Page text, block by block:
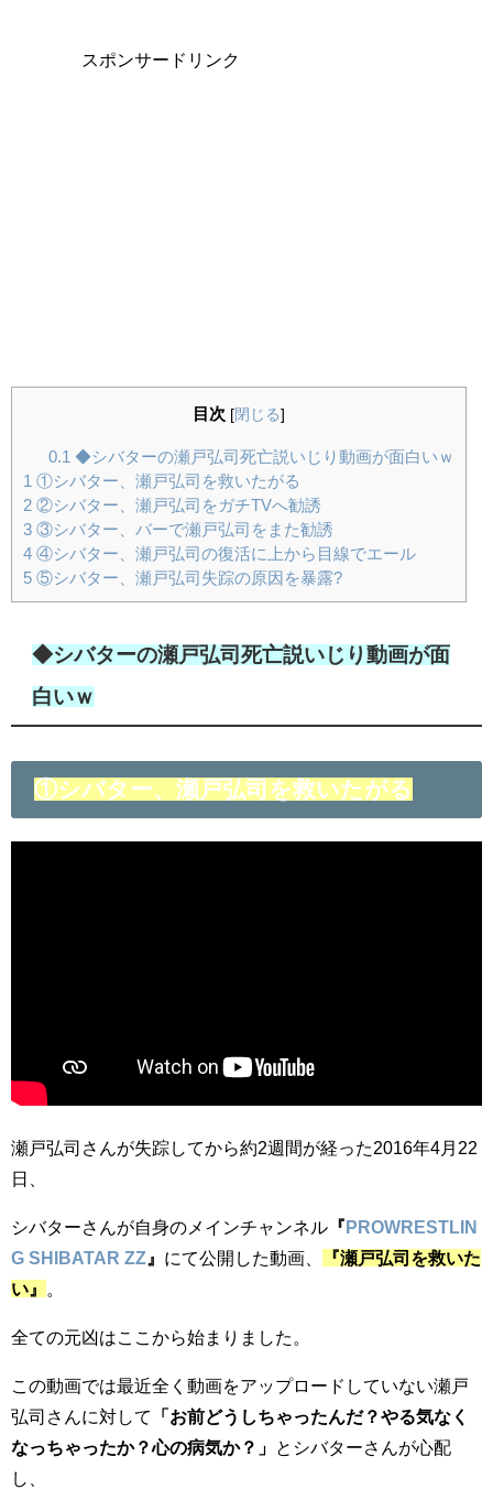
スポンサードリンク
目次 [閉じる]
0.1 ◆シバターの瀬戸弘司死亡説いじり動画が面白いｗ
1 ①シバター、瀬戸弘司を救いたがる
2 ②シバター、瀬戸弘司をガチTVへ勧誘
3 ③シバター、バーで瀬戸弘司をまた勧誘
4 ④シバター、瀬戸弘司の復活に上から目線でエール
5 ⑤シバター、瀬戸弘司失踪の原因を暴露?
◆シバターの瀬戸弘司死亡説いじり動画が面
白いｗ
①シバター、瀬戸弘司を救いたがる
瀬戸弘司さんが失踪してから約2週間が経った2016年4月22
日、
シバターさんが自身のメインチャンネル 『 PROWRESTLIN
G SHIBATAR ZZ 』 にて公開した動画、
『瀬戸弘司を救いた
い』
。
全ての元凶はここから始まりました。
この動画では最近全く動画をアップロードしていない瀬戸
弘司さんに対して
「お前どうしちゃったんだ？やる気なく
なっちゃったか？心の病気か？」
とシバターさんが心配
し、